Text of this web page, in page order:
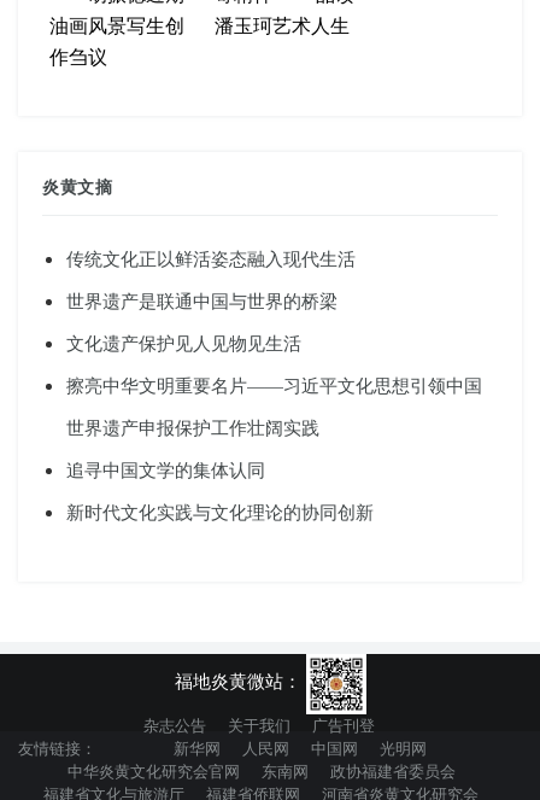
油画风景写生创
作刍议
潘玉珂艺术人生
炎黄文摘
传统文化正以鲜活姿态融入现代生活
世界遗产是联通中国与世界的桥梁
文化遗产保护见人见物见生活
擦亮中华文明重要名片——习近平文化思想引领中国
世界遗产申报保护工作壮阔实践
追寻中国文学的集体认同
新时代文化实践与文化理论的协同创新
福地炎黄微站：
杂志公告 关于我们
广告刊登
友情链接：
新华网 人民网 中国网
光明网
中华炎黄文化研究会官网
东南网
政协福建省委员会
福建省文化与旅游厅
福建省侨联网 河南省炎黄文化研究会